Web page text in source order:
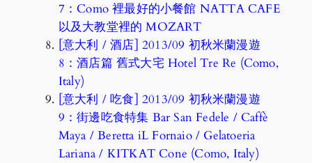
7：Como 裡最好的小餐館 NATTA CAFE
以及大教堂裡的 MOZART
[意大利 / 酒店] 2013/09 初秋米蘭漫遊
8：酒店篇 舊式大宅 Hotel Tre Re (Como,
Italy)
[意大利 / 吃食] 2013/09 初秋米蘭漫遊
9：街邊吃食特集 Bar San Fedele / Caffè
Maya / Beretta iL Fornaio / Gelatoeria
Lariana / KITKAT Cone (Como, Italy)